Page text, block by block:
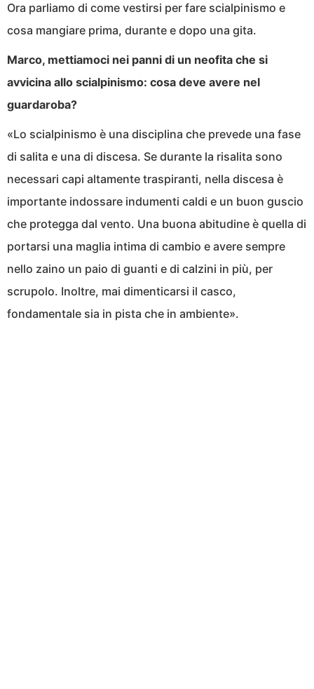
Ora parliamo di come vestirsi per fare scialpinismo e
cosa mangiare prima, durante e dopo una gita.
Marco, mettiamoci nei panni di un neofita che si
avvicina allo scialpinismo: cosa deve avere nel
guardaroba?
«Lo scialpinismo è una disciplina che prevede una fase
di salita e una di discesa. Se durante la risalita sono
necessari capi altamente traspiranti, nella discesa è
importante indossare indumenti caldi e un buon guscio
che protegga dal vento. Una buona abitudine è quella di
portarsi una maglia intima di cambio e avere sempre
nello zaino un paio di guanti e di calzini in più, per
scrupolo. Inoltre, mai dimenticarsi il casco,
fondamentale sia in pista che in ambiente».